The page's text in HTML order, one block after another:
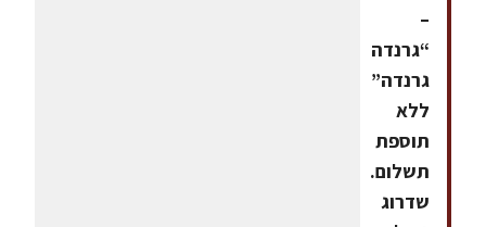
–
“גרנדה
גרנדה”
ללא
תוספת
תשלום.
שדרוג